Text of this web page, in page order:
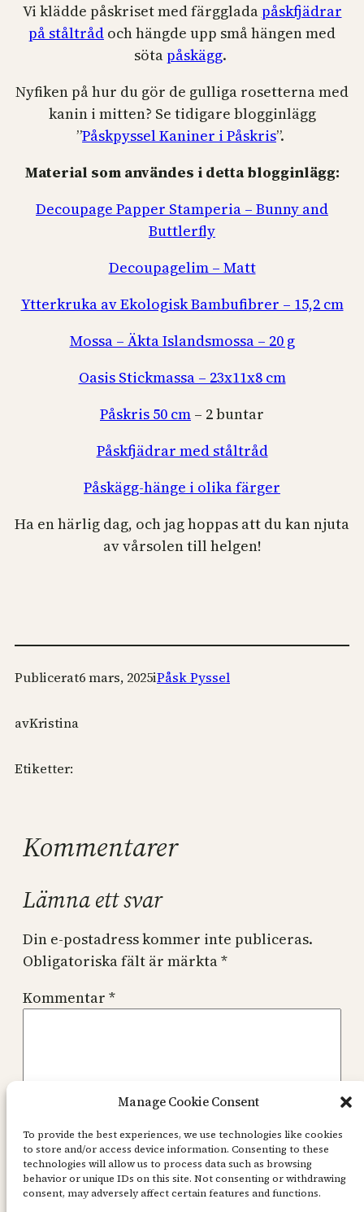
Manage Cookie Consent
To provide the best experiences, we use technologies like cookies
to store and/or access device information. Consenting to these
technologies will allow us to process data such as browsing
behavior or unique IDs on this site. Not consenting or withdrawing
consent, may adversely affect certain features and functions.
Vi klädde påskriset med färggladapåskfjädrar
på ståltråd och hängde upp små hängen med
sötapåskägg.
Nyfiken på hur du gör de gulliga rosetterna med
kanin i mitten? Se tidigare blogginlägg
”Påskpyssel Kaniner i Påskris”.
Material som användes i detta blogginlägg:
Decoupage Papper Stamperia – Bunny and
Buttlerfly
Decoupagelim – Matt
Ytterkruka av Ekologisk Bambufibrer – 15,2 cm
Mossa – Äkta Islandsmossa – 20 g
Oasis Stickmassa – 23x11x8 cm
Påskris 50 cm – 2 buntar
Påskfjädrar med ståltråd
Påskägg-hänge i olika färger
Ha en härlig dag, och jag hoppas att du kan njuta
av vårsolen till helgen!
Publicerat6 mars, 2025iPåsk Pyssel
avKristina
Etiketter:
Kommentarer
Lämna ett svar
Din e-postadress kommer inte publiceras.
Obligatoriska fält är märkta*
Kommentar *
Namn*
E-postadress*